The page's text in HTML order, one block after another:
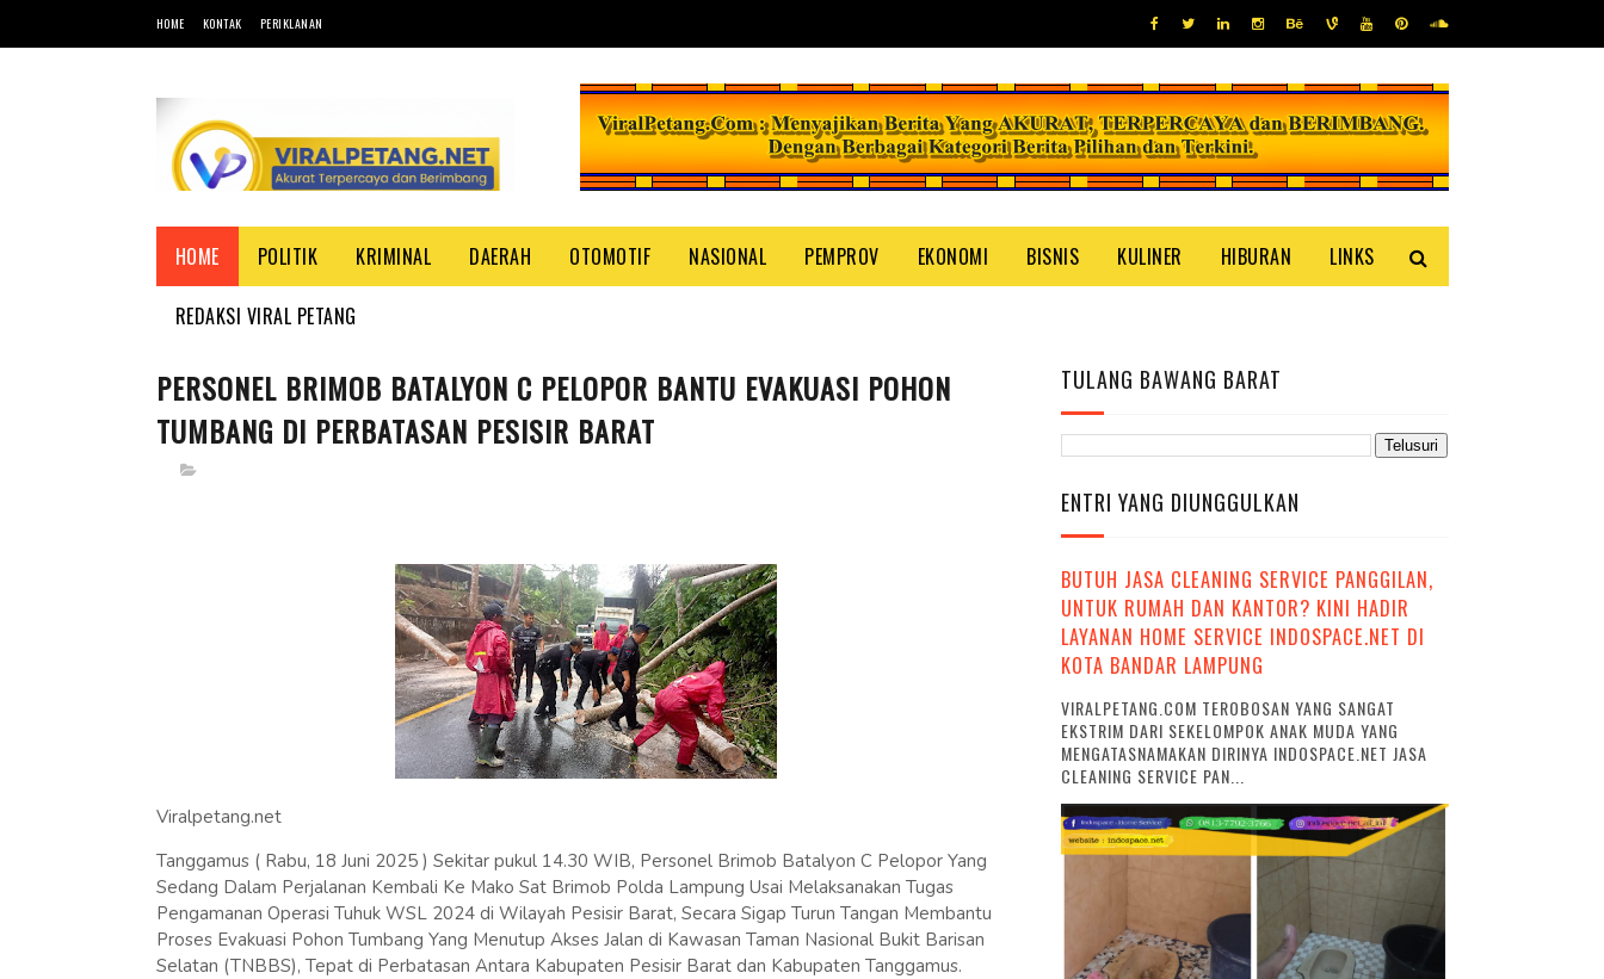
HOME KONTAK PERIKLANAN
HOME POLITIK KRIMINAL DAERAH OTOMOTIF NASIONAL PEMPROV EKONOMI BISNIS KULINER HIBURAN LINKS
REDAKSI VIRAL PETANG
PERSONEL BRIMOB BATALYON C PELOPOR BANTU EVAKUASI POHON
TUMBANG DI PERBATASAN PESISIR BARAT
Viralpetang.net
Tanggamus ( Rabu, 18 Juni 2025 ) Sekitar pukul 14.30 WIB, Personel Brimob Batalyon C Pelopor Yang
Sedang Dalam Perjalanan Kembali Ke Mako Sat Brimob Polda Lampung Usai Melaksanakan Tugas
Pengamanan Operasi Tuhuk WSL 2024 di Wilayah Pesisir Barat, Secara Sigap Turun Tangan Membantu
Proses Evakuasi Pohon Tumbang Yang Menutup Akses Jalan di Kawasan Taman Nasional Bukit Barisan
Selatan (TNBBS), Tepat di Perbatasan Antara Kabupaten Pesisir Barat dan Kabupaten Tanggamus.
TULANG BAWANG BARAT
ENTRI YANG DIUNGGULKAN
BUTUH JASA CLEANING SERVICE PANGGILAN,
UNTUK RUMAH DAN KANTOR? KINI HADIR
LAYANAN HOME SERVICE INDOSPACE.NET DI
KOTA BANDAR LAMPUNG
VIRALPETANG.COM TEROBOSAN YANG SANGAT
EKSTRIM DARI SEKELOMPOK ANAK MUDA YANG
MENGATASNAMAKAN DIRINYA INDOSPACE.NET JASA
CLEANING SERVICE PAN...